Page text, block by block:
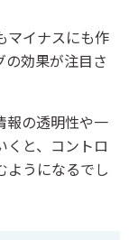
マイナスにも作
効果が注目さ
報の透明性や一
くと、コントロ
ようになるでし